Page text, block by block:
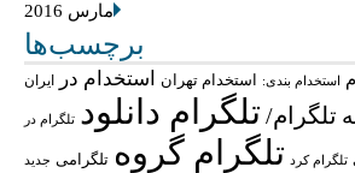
مارس 2016
برچسب‌ها
استخدام بندی: استخدام تهران استخدام در ایران
تلگرام/تلگرام دانلود تلگرام در
تلگرام کرد تلگرام گروه تلگرامی جدید